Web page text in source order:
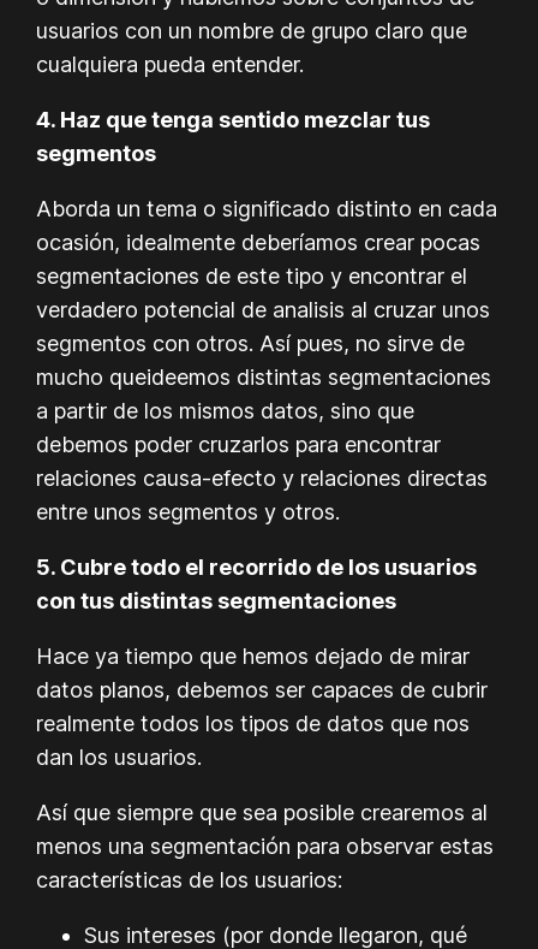
usuarios con un nombre de grupo claro que
cualquiera pueda entender.
4. Haz que tenga sentido mezclar tus
segmentos
Aborda un tema o significado distinto en cada
ocasión, idealmente deberíamos crear pocas
segmentaciones de este tipo y encontrar el
verdadero potencial de analisis al cruzar unos
segmentos con otros. Así pues, no sirve de
mucho queideemos distintas segmentaciones
a partir de los mismos datos, sino que
debemos poder cruzarlos para encontrar
relaciones causa-efecto y relaciones directas
entre unos segmentos y otros.
5. Cubre todo el recorrido de los usuarios
con tus distintas segmentaciones
Hace ya tiempo que hemos dejado de mirar
datos planos, debemos ser capaces de cubrir
realmente todos los tipos de datos que nos
dan los usuarios.
Así que siempre que sea posible crearemos al
menos una segmentación para observar estas
características de los usuarios:
Sus intereses (por donde llegaron, qué